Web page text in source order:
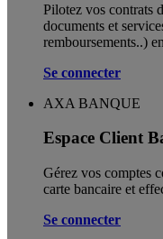
Pilotez vos contrats
documents et
remboursements..)
Se connecter
AXA BANQUE
Espace Client
Gérez vos comptes
carte bancaire et
Se connecter